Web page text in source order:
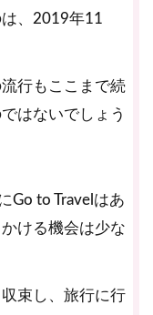
、2019年11
行もここまで続
はないでしょう
Go to Travelはあ
ける機会は少な
束し、旅行に行